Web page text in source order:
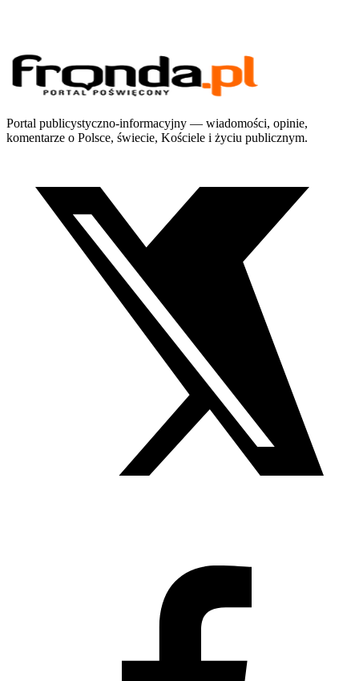
Portal publicystyczno-informacyjny — wiadomości, opinie,
komentarze o Polsce, świecie, Kościele i życiu publicznym.